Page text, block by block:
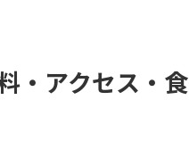
・アクセス・食